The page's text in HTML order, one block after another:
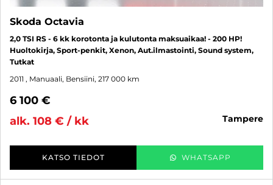
Skoda Octavia
2,0 TSI RS - 6 kk korotonta ja kulutonta maksuaikaa! - 200 HP!
Huoltokirja, Sport-penkit, Xenon, Aut.ilmastointi, Sound system,
Tutkat
2011 , Manuaali, Bensiini, 217 000 km
6 100 €
alk. 108 € / kk
tampere
KATSO TIEDOT WHATSAPP